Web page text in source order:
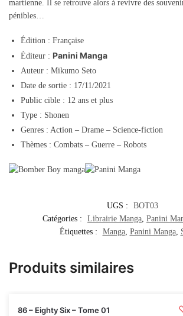
martienne. Il se retrouve alors à revivre des
pénibles…
Édition : Française
Éditeur : Panini Manga
Auteur : Mikumo Seto
Date de sortie : 17/11/2021
Public cible : 12 ans et plus
Type : Shonen
Genres : Action – Drame – Science-fiction
Thèmes : Combats – Guerre – Robots
UGS :
BOT03
Catégories :
Librairie Manga, Panini
Étiquettes :
Manga, Panini Manga,
Produits similaires
86 – Eighty Six – Tome 01